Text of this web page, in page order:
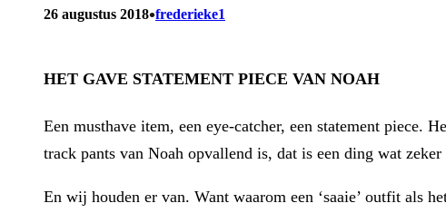
26 augustus 2018•frederieke1
HET GAVE STATEMENT PIECE VAN NOAH
Een musthave item, een eye-catcher, een statement piece.
track pants van Noah opvallend is, dat is een ding wat zeker
En wij houden er van. Want waarom een ‘saaie’ outfit als